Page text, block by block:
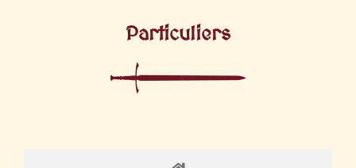
Particuliers